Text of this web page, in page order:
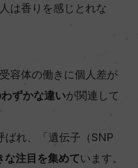
は香りを感じとれな
容体の働きに個人差が
ずかな違いが関連して
ばれ、「遺伝子（SNP
な注目を集めています。